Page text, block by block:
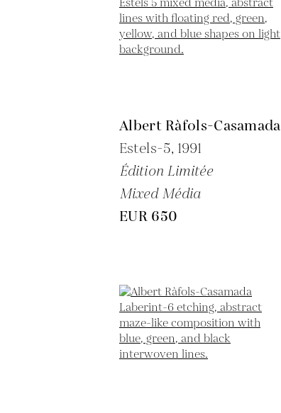
Albert Ràfols-Casamada
Estels-5, 1991
Édition Limitée
Mixed Média
EUR 650